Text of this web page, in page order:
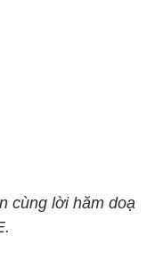
cùng lời hăm doạ